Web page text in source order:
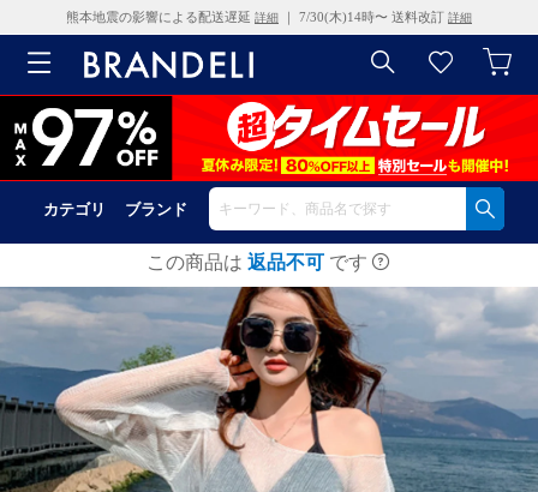
熊本地震の影響による配送遅延 詳細 ｜ 7/30(木)14時〜 送料改訂 詳細
カテゴリ ブランド
この商品は 返品不可 です